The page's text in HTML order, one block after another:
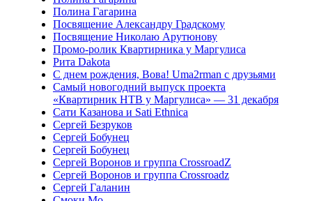
Полина Гагарина
Посвящение Александру Градскому
Посвящение Николаю Арутюнову
Промо-ролик Квартирника у Маргулиса
Рита Dakota
С днем рождения, Вова! Uma2rman с друзьями
Самый новогодний выпуск проекта
«Квартирник НТВ у Маргулиса» — 31 декабря
Сати Казанова и Sati Ethnica
Сергей Безруков
Сергей Бобунец
Сергей Бобунец
Сергей Воронов и группа CrossroadZ
Сергей Воронов и группа Crossroadz
Сергей Галанин